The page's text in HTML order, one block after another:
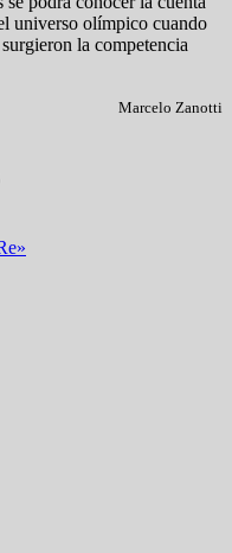
universo olímpico cuando
la competencia
Marcelo Zanotti